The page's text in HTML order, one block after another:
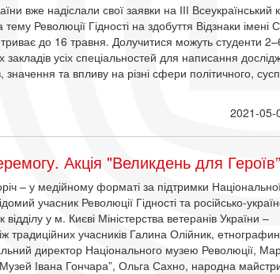
вже надіслали свої заявки на ІІІ Всеукраїнський
Революції Гідності на здобуття Відзнаки імені
до 16 травня. Долучитися можуть студенти
усіх спеціальностей для написання
значення та впливу на різні сфери політичного,
2021-05-
Акція "Великдень для Героїв”
– у медійному форматі за підтримки
учасник Революції Гідності та російсько-
у м. Києві Міністерства ветеранів України –
учасників Галина Олійник,
директор Національного музею Революції,
Івана Гончара”, Ольга Сахно, народна